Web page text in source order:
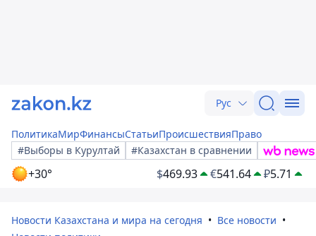
Рус
ПолитикаМирФинансыСтатьиПроисшествияПраво
#Выборы в Курултай
#Казахстан в сравнении
+30° $469.93 €541.64 ₽5.71
Новости Казахстана и мира на сегодня
Все новости